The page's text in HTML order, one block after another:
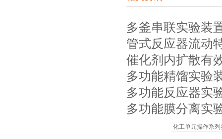
多釜串联实验装
管式反应器流动
催化剂内扩散有
多功能精馏实验
多功能反应器实
多功能膜分离实
化工单元操作系列